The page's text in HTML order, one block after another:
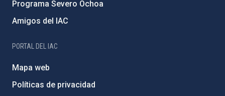
Programa Severo Ochoa
Amigos del IAC
PORTAL DEL IAC
Mapa web
Políticas de privacidad